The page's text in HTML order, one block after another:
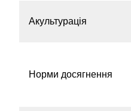
Акультурація
Норми досягнення